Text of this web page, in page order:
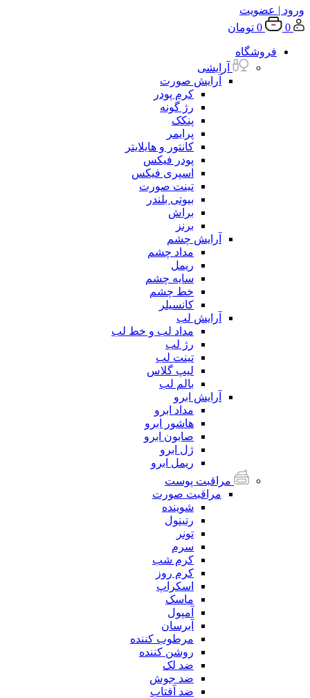
ورود | عضویت
0
0 تومان
فروشگاه
آرایشی
آرایش صورت
کرم پودر
رژ گونه
پنکک
پرایمر
کانتور و هایلایتر
پودر فیکس
اسپری فیکس
تینت صورت
بیوتی بلندر
براش
برنز
آرایش چشم
مداد چشم
ریمل
سایه چشم
خط چشم
کانسیلر
آرایش لب
مداد لب و خط لب
رژ لب
تینت لب
لیپ گلاس
بالم لب
آرایش ابرو
مداد ابرو
هاشور ابرو
صابون ابرو
ژل ابرو
ریمل ابرو
مراقبت پوست
مراقبت صورت
شوینده
رتینول
تونر
سرم
کرم شب
کرم روز
اسکراپ
ماسک
آمپول
آبرسان
مرطوب کننده
روشن کننده
ضد لک
ضد جوش
ضد آفتاب